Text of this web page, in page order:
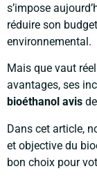
s’impose
réduire son
environnemental.
Mais que vaut
avantages, ses
bioéthanol avis
Dans cet article,
et objective du
bon choix pour